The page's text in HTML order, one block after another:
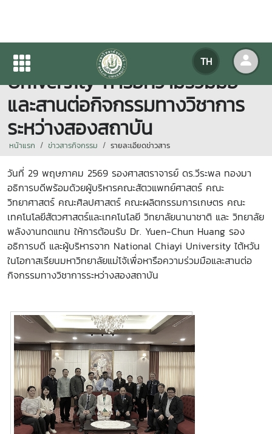
TH
ผู้บริหารจาก National Chiayi
University หารือความร่วมมือ
และสานต่อกิจกรรมทางวิชาการ
ระหว่างสองสถาบัน
หน้าแรก ข่าวสารกิจกรรม รายละเอียดข่าวสาร
วันที่ 29 พฤษภาคม 2569 รองศาสตราจารย์ ดร.วีระพล ทองมา
อธิการบดีพร้อมด้วยผู้บริหารคณะสัตวแพทย์ศาสตร์ คณะ
วิทยาศาสตร์ คณะศิลปศาสตร์ คณะผลิตกรรมการเกษตร คณะ
เทคโนโลยีสัตวศาสตร์และเทคโนโลยี วิทยาลัยนานาชาติ และ วิทยาลัย
พลังงานทดแทน ให้การต้อนรับ Dr. Yuen-Chun Huang รอง
อธิการบดี และผู้บริหารจาก National Chiayi University ไต้หวัน
ในโอกาสเรียนมหาวิทยาลัยแม่โจ้เพื่อหารือความร่วมมือและสานต่อ
กิจกรรมทางวิชาการระหว่างสองสถาบัน